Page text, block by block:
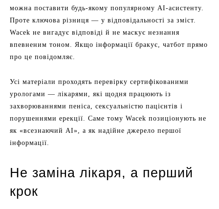
можна поставити будь-якому популярному AI-асистенту.
Проте ключова різниця — у відповідальності за зміст.
Wacek не вигадує відповіді й не маскує незнання
впевненим тоном. Якщо інформації бракує, чатбот прямо
про це повідомляє.
Усі матеріали проходять перевірку сертифікованими
урологами — лікарями, які щодня працюють із
захворюваннями пеніса, сексуальністю пацієнтів і
порушеннями ерекції. Саме тому Wacek позиціонують не
як «всезнаючий AI», а як надійне джерело першої
інформації.
Не заміна лікаря, а перший
крок